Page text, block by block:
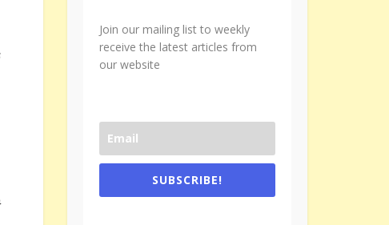
Join our mailing list to weekly
receive the latest articles from
our website
SUBSCRIBE!